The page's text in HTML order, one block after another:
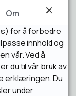
Om
for å forbedre
innhold og
vår. Ved å
du til vår bruk av
erklæringen. Du
under